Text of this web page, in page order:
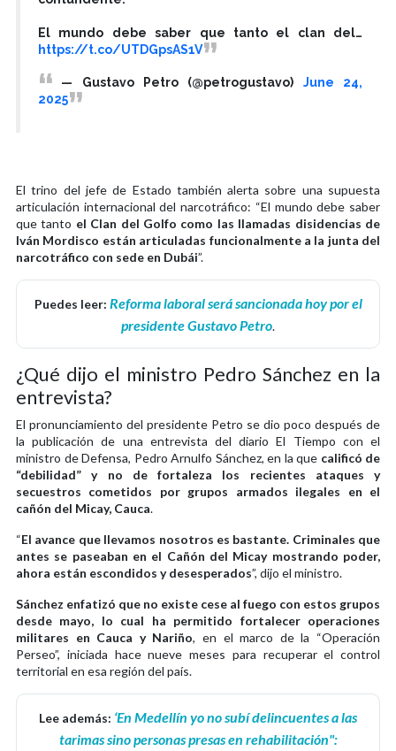
El mundo debe saber que tanto el clan del…
https://t.co/UTDGpsAS1V
— Gustavo Petro (@petrogustavo) June 24,
2025
El trino del jefe de Estado también alerta sobre una supuesta
articulación internacional del narcotráfico: “El mundo debe saber
que tanto el Clan del Golfo como las llamadas disidencias de
Iván Mordisco están articuladas funcionalmente a la junta del
narcotráfico con sede en Dubái”.
Puedes leer: Reforma laboral será sancionada hoy por el
presidente Gustavo Petro.
¿Qué dijo el ministro Pedro Sánchez en la
entrevista?
El pronunciamiento del presidente Petro se dio poco después de
la publicación de una entrevista del diario El Tiempo con el
ministro de Defensa, Pedro Arnulfo Sánchez, en la que calificó de
“debilidad” y no de fortaleza los recientes ataques y
secuestros cometidos por grupos armados ilegales en el
cañón del Micay, Cauca.
“El avance que llevamos nosotros es bastante. Criminales que
antes se paseaban en el Cañón del Micay mostrando poder,
ahora están escondidos y desesperados”, dijo el ministro.
Sánchez enfatizó que no existe cese al fuego con estos grupos
desde mayo, lo cual ha permitido fortalecer operaciones
militares en Cauca y Nariño, en el marco de la “Operación
Perseo”, iniciada hace nueve meses para recuperar el control
territorial en esa región del país.
Lee además: ‘En Medellín yo no subí delincuentes a las
tarimas sino personas presas en rehabilitación":